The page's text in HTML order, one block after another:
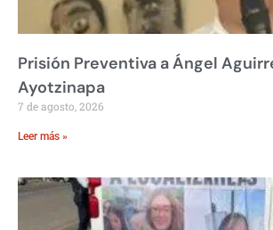
Prisión Preventiva a Ángel
Ayotzinapa
7 de agosto, 2026
Leer más »